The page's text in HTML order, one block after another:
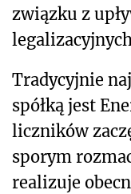
związku z
Tradycyjnie
spółką jest
liczników
sporym
realizuje